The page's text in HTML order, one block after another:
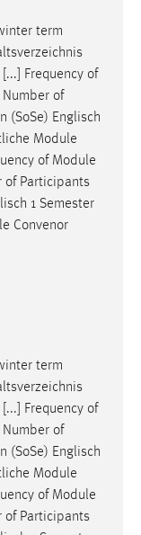
term
Frequency of
of
(SoSe) Englisch
Module
of Module
of Participants
1 Semester
Convenor
term
Frequency of
of
(SoSe) Englisch
Module
of Module
of Participants
anzuzeigen.
Websites